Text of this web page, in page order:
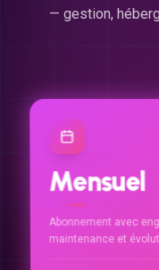
— gestion,
Mensuel
Abonnement avec
maintenance et